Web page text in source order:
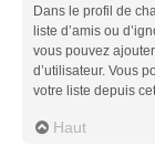
Dans le profil de
liste d’amis ou
vous pouvez
d’utilisateur. Vous
votre liste depuis
Haut